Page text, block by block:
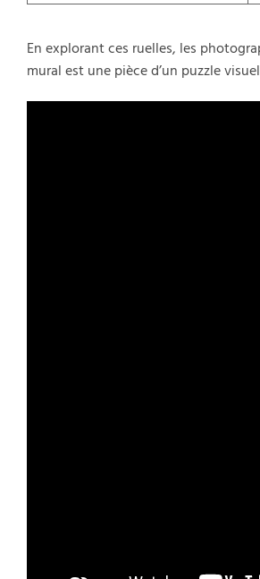
En explorant ces ruelles, les
mural est une pièce d’un puzzle